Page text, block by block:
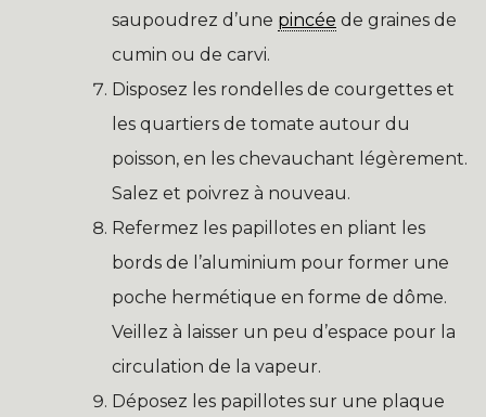
saupoudrez d’une pincée de graines de
cumin ou de carvi.
Disposez les rondelles de courgettes et
les quartiers de tomate autour du
poisson, en les chevauchant légèrement.
Salez et poivrez à nouveau.
Refermez les papillotes en pliant les
bords de l’aluminium pour former une
poche hermétique en forme de dôme.
Veillez à laisser un peu d’espace pour la
circulation de la vapeur.
Déposez les papillotes sur une plaque